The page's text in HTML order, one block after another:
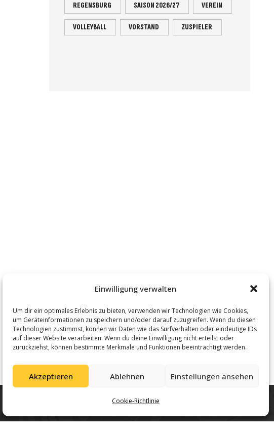
Einwilligung verwalten
Um dir ein optimales Erlebnis zu bieten, verwenden wir Technologien wie Cookies,
um Geräteinformationen zu speichern und/oder darauf zuzugreifen. Wenn du diesen
Technologien zustimmst, können wir Daten wie das Surfverhalten oder eindeutige IDs
auf dieser Website verarbeiten. Wenn du deine Einwilligung nicht erteilst oder
zurückziehst, können bestimmte Merkmale und Funktionen beeinträchtigt werden.
Akzeptieren Ablehnen Einstellungen ansehen
Cookie-Richtlinie
REGENSBURG SAISON 2026/27 VEREIN
VOLLEYBALL VORSTAND ZUSPIELER